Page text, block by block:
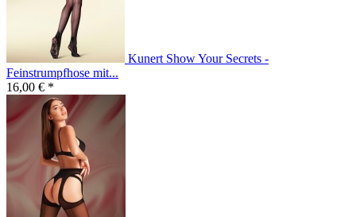
Kunert Show Your Secrets -
Feinstrumpfhose mit...
16,00 € *